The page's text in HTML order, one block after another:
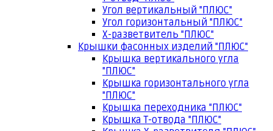
Угол вертикальный "ПЛЮС"
Угол горизонтальный "ПЛЮС"
Х-разветвитель "ПЛЮС"
Крышки фасонных изделий "ПЛЮС"
Крышка вертикального угла
"ПЛЮС"
Крышка горизонтального угла
"ПЛЮС"
Крышка переходника "ПЛЮС"
Крышка Т-отвода "ПЛЮС"